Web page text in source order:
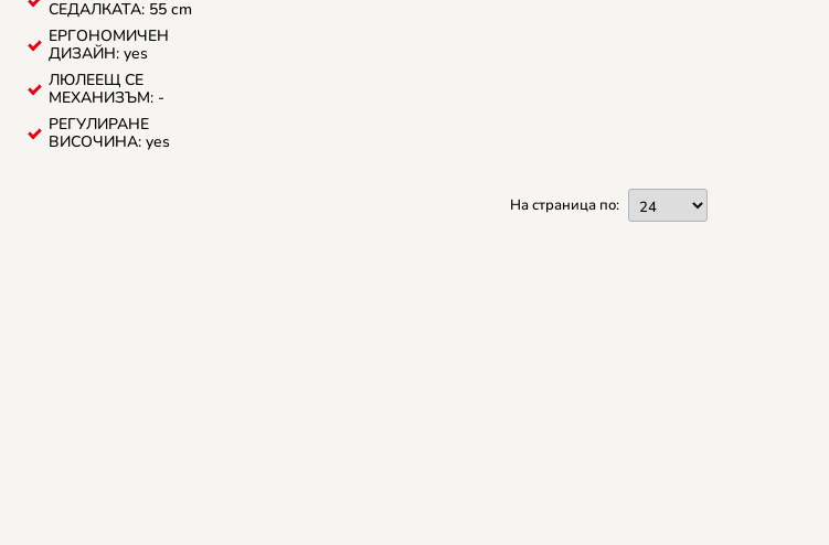
СЕДАЛКАТА: 55 cm
ЕРГОНОМИЧЕН
ДИЗАЙН: yes
ЛЮЛЕЕЩ СЕ
МЕХАНИЗЪМ: -
РЕГУЛИРАНЕ
ВИСОЧИНА: yes
На страница по: